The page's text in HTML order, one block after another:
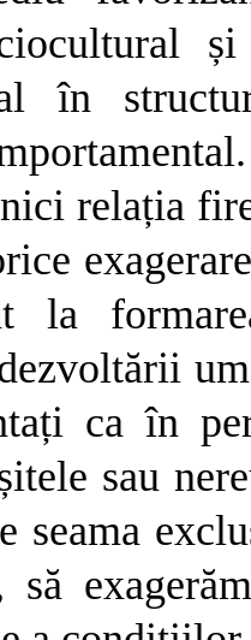
în
relația
la
ca în
sau
seama
să